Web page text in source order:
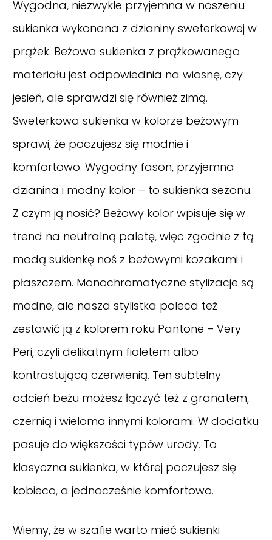
Wygodna, niezwykle przyjemna w noszeniu
sukienka wykonana z dzianiny sweterkowej w
prążek. Beżowa sukienka z prążkowanego
materiału jest odpowiednia na wiosnę, czy
jesień, ale sprawdzi się również zimą.
Sweterkowa sukienka w kolorze beżowym
sprawi, że poczujesz się modnie i
komfortowo. Wygodny fason, przyjemna
dzianina i modny kolor – to sukienka sezonu.
Z czym ją nosić? Beżowy kolor wpisuje się w
trend na neutralną paletę, więc zgodnie z tą
modą sukienkę noś z beżowymi kozakami i
płaszczem. Monochromatyczne stylizacje są
modne, ale nasza stylistka poleca też
zestawić ją z kolorem roku Pantone – Very
Peri, czyli delikatnym fioletem albo
kontrastującą czerwienią. Ten subtelny
odcień beżu możesz łączyć też z granatem,
czernią i wieloma innymi kolorami. W dodatku
pasuje do większości typów urody. To
klasyczna sukienka, w której poczujesz się
kobieco, a jednocześnie komfortowo.
Wiemy, że w szafie warto mieć sukienki